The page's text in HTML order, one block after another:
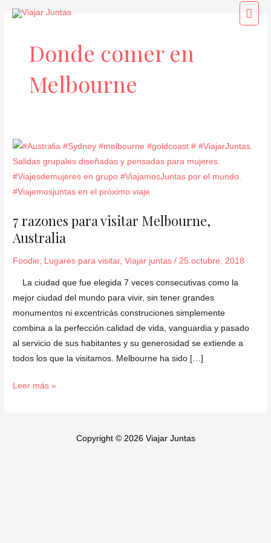
Donde comer en
Melbourne
7 razones para visitar Melbourne,
Australia
Foodie Lugares para visitar,Viajar juntas / 25 octubre, 2018
La ciudad que fue elegida 7 veces consecutivas como la
mejor ciudad del mundo para vivir, sin tener grandes
monumentos ni excentricás construciones simplemente
combina a la perfección calidad de vida, vanguardia y pasado
al servicio de sus habitantes y su generosidad se extiende a
todos los que la visitamos. Melbourne ha sido […]
7
razones
para
visitar
Australia
Leer más »
Copyright © 2026 Viajar Juntas